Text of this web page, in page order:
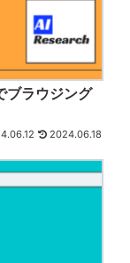
ラウジング
2024.06.18